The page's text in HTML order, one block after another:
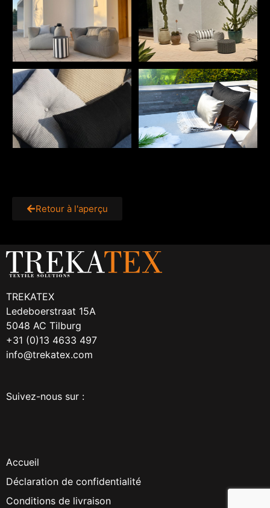
Retour à l'aperçu
TREKATEX
Ledeboerstraat 15A
5048 AC Tilburg
+31 (0)13 4633 497
info@trekatex.com
Suivez-nous sur :
Accueil
Déclaration de confidentialité
Conditions de livraison